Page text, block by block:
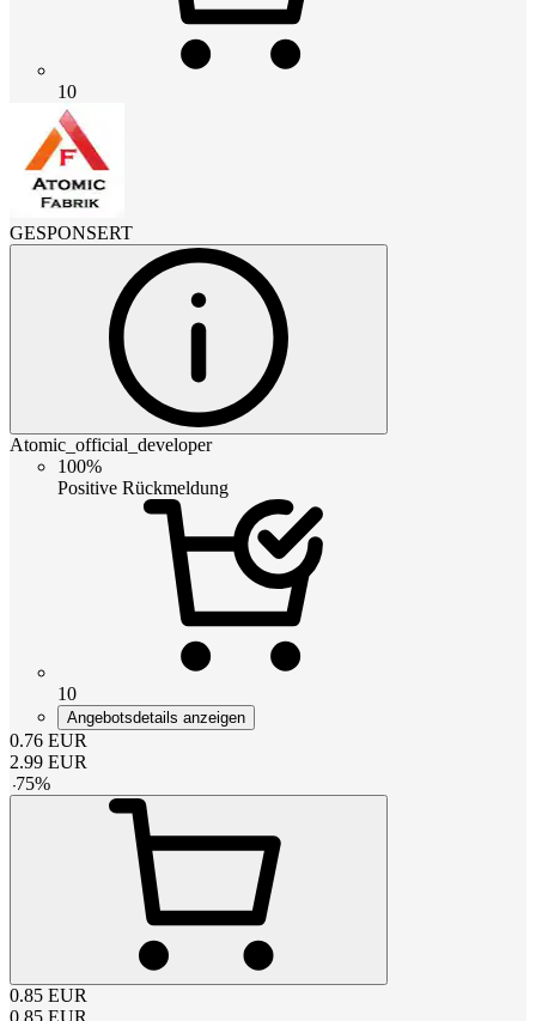
10
GESPONSERT
Atomic_official_developer
100%
Positive Rückmeldung
10
Angebotsdetails anzeigen
0.76 EUR
2.99 EUR
-75%
0.85 EUR
0.85 EUR